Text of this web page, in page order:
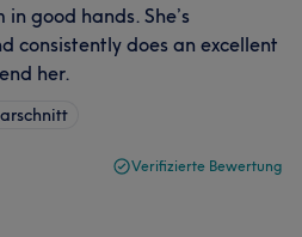
in good hands. She’s
consistently does an excellent
her.
Verifizierte Bewertung